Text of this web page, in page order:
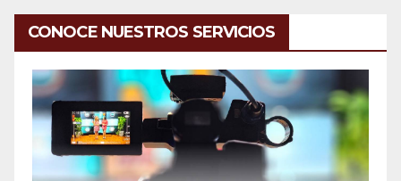
CONOCE NUESTROS SERVICIOS